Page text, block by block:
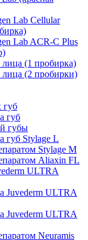
Lab Cellular
Lab ACR-C Plus
(1 пробирка)
лица (2 пробирки)
губ
губ
губы
губ Stylage L
Stylage M
Aliaxin FL
ULTRA
Juvederm ULTRA
Juvederm ULTRA
Neuramis